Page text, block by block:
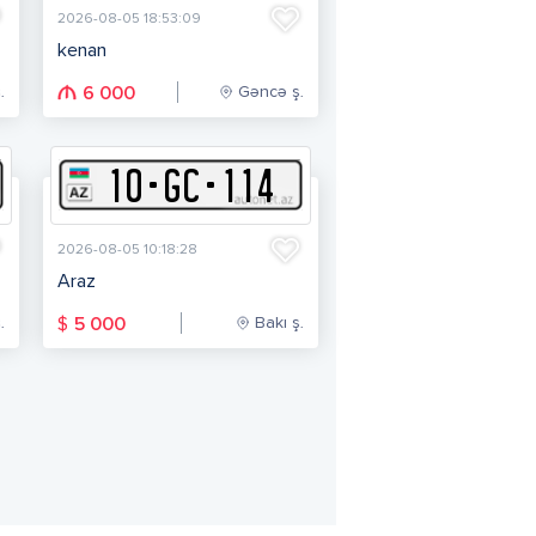
2026-08-05 18:53:09
kenan
6 000 Gəncə ş.
10-GC- 114
2026-08-05 10:18:28
Araz
$ 5 000 Bakı ş.